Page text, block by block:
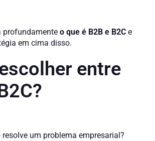
profundamente o que é B2B e B2C e
em cima disso.
entre
resolve um problema empresarial?